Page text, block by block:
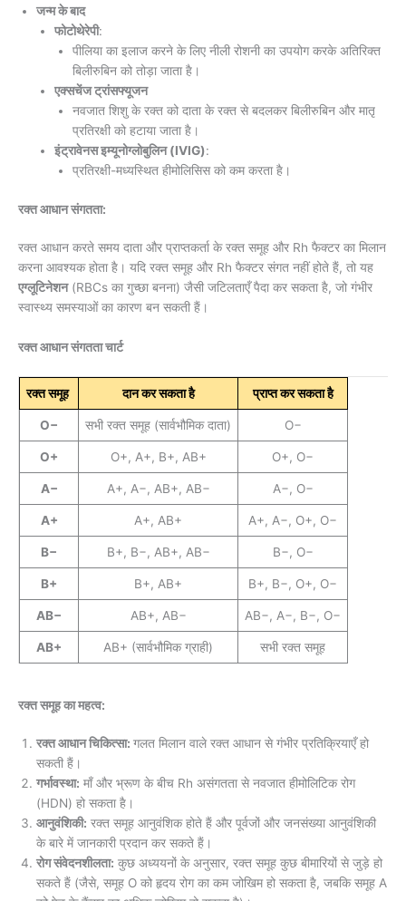
जन्म के बाद
फोटोथेरेपी:
पीलिया का इलाज करने के लिए नीली रोशनी का उपयोग करके अतिरिक्त
बिलीरुबिन को तोड़ा जाता है।
एक्सचेंज ट्रांसफ्यूजन
नवजात शिशु के रक्त को दाता के रक्त से बदलकर बिलीरुबिन और मातृ
प्रतिरक्षी को हटाया जाता है।
इंट्रावेनस इम्यूनोग्लोबुलिन (IVIG):
प्रतिरक्षी-मध्यस्थित हीमोलिसिस को कम करता है।
रक्त आधान संगतता:
रक्त आधान करते समय दाता और प्राप्तकर्ता के रक्त समूह और Rh फैक्टर का मिलान
करना आवश्यक होता है। यदि रक्त समूह और Rh फैक्टर संगत नहीं होते हैं, तो यह
एग्लूटिनेशन(RBCs का गुच्छा बनना) जैसी जटिलताएँ पैदा कर सकता है, जो गंभीर
स्वास्थ्य समस्याओं का कारण बन सकती हैं।
रक्त आधान संगतता चार्ट
रक्त समूह दान कर सकता है प्राप्त कर सकता है
O− सभी रक्त समूह (सार्वभौमिक दाता) O−
O+ O+, A+, B+, AB+ O+, O−
A− A+, A−, AB+, AB− A−, O−
A+ A+, AB+ A+, A−, O+, O−
B− B+, B−, AB+, AB− B−, O−
B+ B+, AB+ B+, B−, O+, O−
AB− AB+, AB− AB−, A−, B−, O−
AB+ AB+ (सार्वभौमिक ग्राही) सभी रक्त समूह
रक्त समूह का महत्व:
रक्त आधान चिकित्सा: गलत मिलान वाले रक्त आधान से गंभीर प्रतिक्रियाएँ हो
सकती हैं।
गर्भावस्था: माँ और भ्रूण के बीच Rh असंगतता से नवजात हीमोलिटिक रोग
(HDN) हो सकता है।
आनुवंशिकी: रक्त समूह आनुवंशिक होते हैं और पूर्वजों और जनसंख्या आनुवंशिकी
के बारे में जानकारी प्रदान कर सकते हैं।
रोग संवेदनशीलता: कुछ अध्ययनों के अनुसार, रक्त समूह कुछ बीमारियों से जुड़े हो
सकते हैं (जैसे, समूह O को हृदय रोग का कम जोखिम हो सकता है, जबकि समूह A